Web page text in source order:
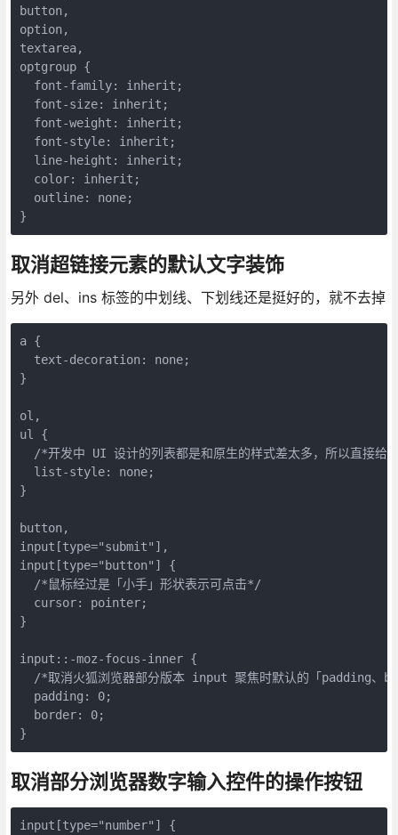
button,
option,
textarea,
optgroup {
  font-family: inherit;
  font-size: inherit;
  font-weight: inherit;
  font-style: inherit;
  line-height: inherit;
  color: inherit;
  outline: none;
}
取消超链接元素的默认文字装饰
另外 del、ins 标签的中划线、下划线还是挺好的，就不去掉
a {
  text-decoration: none;
}
ol,
ul {
/*开发中 UI 设计的列表都是和原生的样式差太多，所以直接给
  list-style: none;
}
button,
input[type="submit"],
input[type="button"] {
  /*鼠标经过是「小手」形状表示可点击*/
  cursor: pointer;
}
input::-moz-focus-inner {
/*取消火狐浏览器部分版本 input 聚焦时默认的「padding、
  padding: 0;
  border: 0;
}
取消部分浏览器数字输入控件的操作按钮
input[type="number"] {